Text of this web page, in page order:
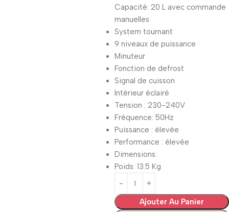
Capacité: 20 L avec commande
manuelles
System tournant
9 niveaux de puissance
Minuteur
Fonction de defrost
Signal de cuisson
Intérieur éclairé
Tension : 230-240V
Fréquence: 50Hz
Puissance : élevée
Performance : élevée
Dimensions:
Poids: 13.5 Kg
Ajouter Au Panier